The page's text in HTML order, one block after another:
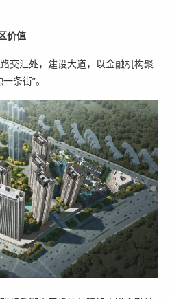
价值
交汇处，建设大道，以金融机构聚
条街”。